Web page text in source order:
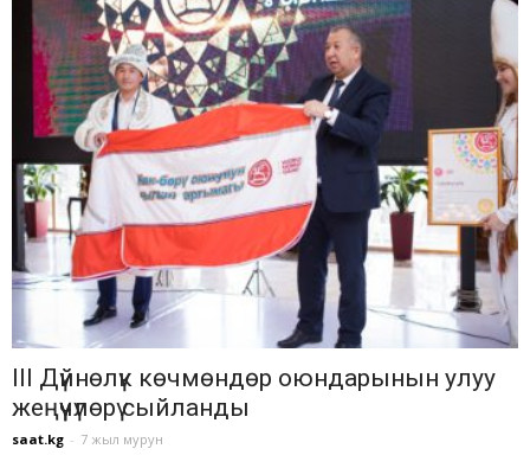
III Дүйнөлүк көчмөндөр оюндарынын улуу
жеңүүчүлөрү сыйланды
saat.kg - 7 жыл мурун